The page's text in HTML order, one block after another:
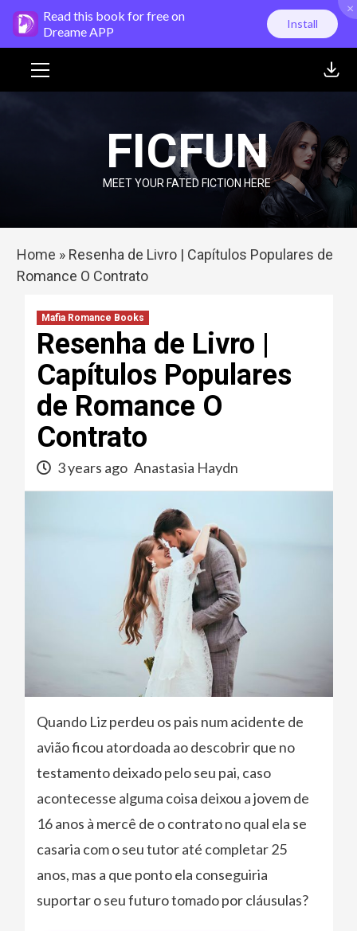
Skip
content
Read this book for free on
Dreame APP
Install
×
Menu
FICFUN
MEET YOUR FATED FICTION HERE
Home » Resenha de Livro | Capítulos Populares de
Romance O Contrato
Mafia Romance Books
Resenha de Livro |
Capítulos Populares
de Romance O
Contrato
3 years ago Anastasia Haydn
Quando Liz perdeu os pais num acidente de
avião ficou atordoada ao descobrir que no
testamento deixado pelo seu pai, caso
acontecesse alguma coisa deixou a jovem de
16 anos à mercê de o contrato no qual ela se
casaria com o seu tutor até completar 25
anos, mas a que ponto ela conseguiria
suportar o seu futuro tomado por cláusulas?